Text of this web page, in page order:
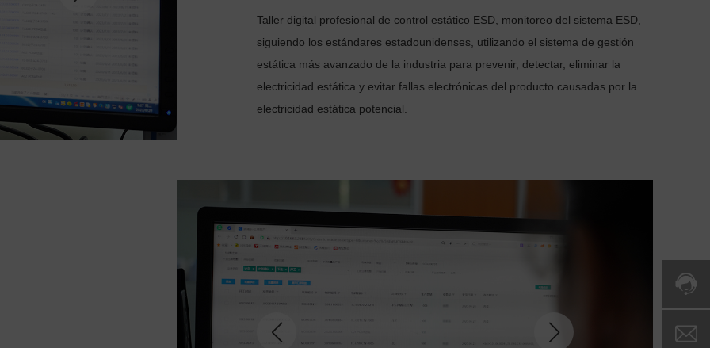
Taller digital profesional de control estático ESD, monitoreo del sistema ESD,
siguiendo los estándares estadounidenses, utilizando el sistema de gestión
estática más avanzado de la industria para prevenir, detectar, eliminar la
electricidad estática y evitar fallas electrónicas del producto causadas por la
electricidad estática potencial.